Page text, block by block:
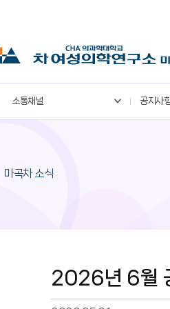
소통채널 공지사
마곡차 소식
2026년 6월